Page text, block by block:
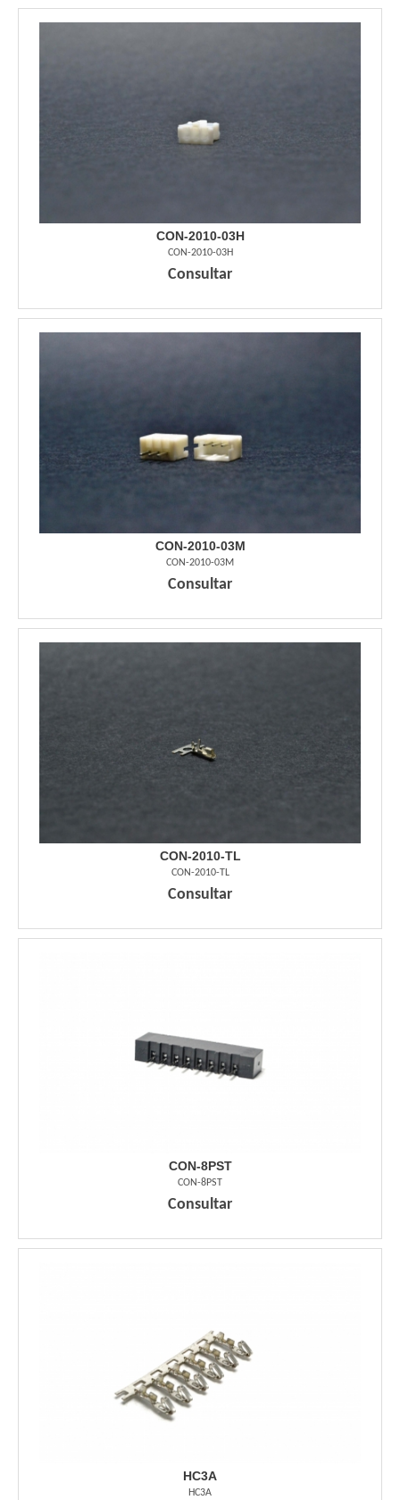
CON-2010-03H
CON-2010-03H
Consultar
CON-2010-03M
CON-2010-03M
Consultar
CON-2010-TL
CON-2010-TL
Consultar
CON-8PST
CON-8PST
Consultar
HC3A
HC3A